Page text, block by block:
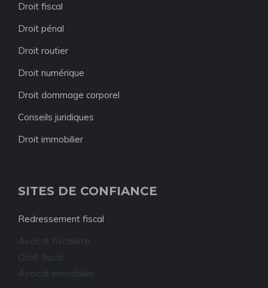
Droit fiscal
Droit pénal
Droit routier
Droit numérique
Droit dommage corporel
Conseils juridiques
Droit immobilier
SITES DE CONFIANCE
Redressement fiscal
Avocat fiscaliste
Droit fiscal
Avocat immobilier